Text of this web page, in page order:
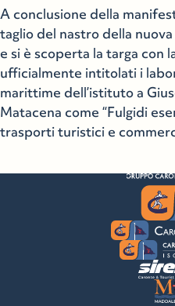
A conclusione della
taglio del nastro della
e si è scoperta la targa con
ufficialmente intitolati i
marittime dell’istituto a
Matacena come “Fulgidi
trasporti turistici e